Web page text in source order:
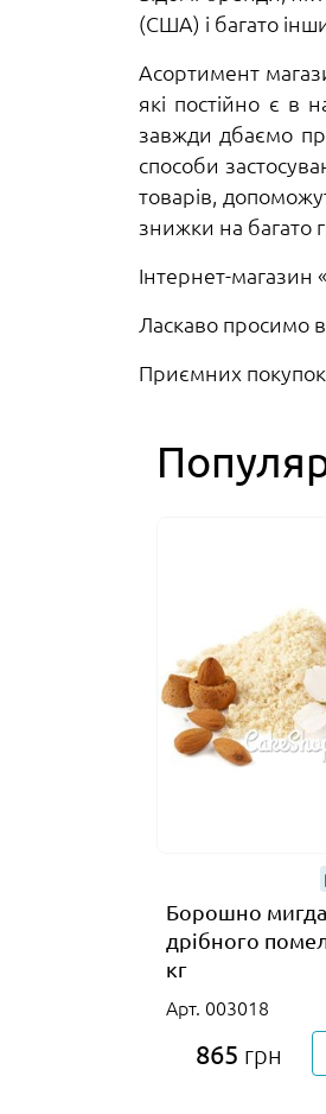
(США) і багато
Асортимент
які постійно є в
завжди дбаємо
способи
товарів,
знижки на багато
Інтернет-магазин
Ласкаво просимо
Приємних
Борошно
дрібного
кг
Арт. 003018
865 грн